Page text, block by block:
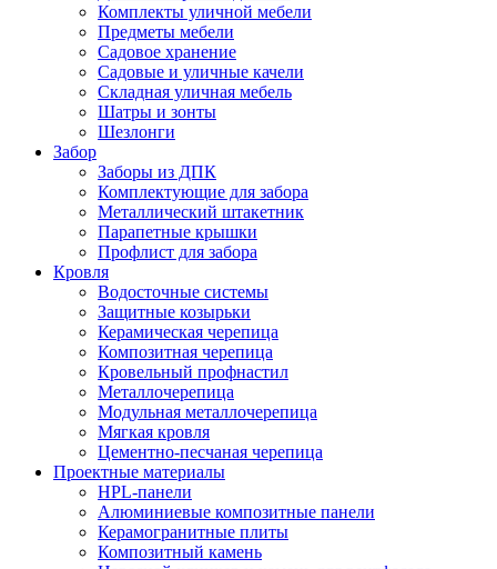
Комплекты уличной мебели
Предметы мебели
Садовое хранение
Садовые и уличные качели
Складная уличная мебель
Шатры и зонты
Шезлонги
Забор
Заборы из ДПК
Комплектующие для забора
Металлический штакетник
Парапетные крышки
Профлист для забора
Кровля
Водосточные системы
Защитные козырьки
Керамическая черепица
Композитная черепица
Кровельный профнастил
Металлочерепица
Модульная металлочерепица
Мягкая кровля
Цементно-песчаная черепица
Проектные материалы
HPL-панели
Алюминиевые композитные панели
Керамогранитные плиты
Композитный камень